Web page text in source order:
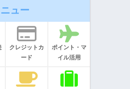
ュー
クレジットカ
ード
ポイント・マ
イル活用